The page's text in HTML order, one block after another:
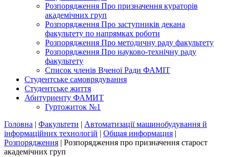
Розпорядження Про призначення кураторів
академічних груп
Розпорядження Про заступників декана
факультету по напрямках роботи
Розпорядження Про методичну раду факультету
Розпорядження Про науково-технічну раду
факультету
Список членів Вченої Ради ФАМІТ
Студентське самоврядування
Студентське життя
Абитуриенту ФАМИТ
Гуртожиток №1
Головна | Факультети | Автоматизації машинобудування й
інформаційних технологій | Общая информация |
Розпорядження | Розпорядження про призначення старост
академічних груп